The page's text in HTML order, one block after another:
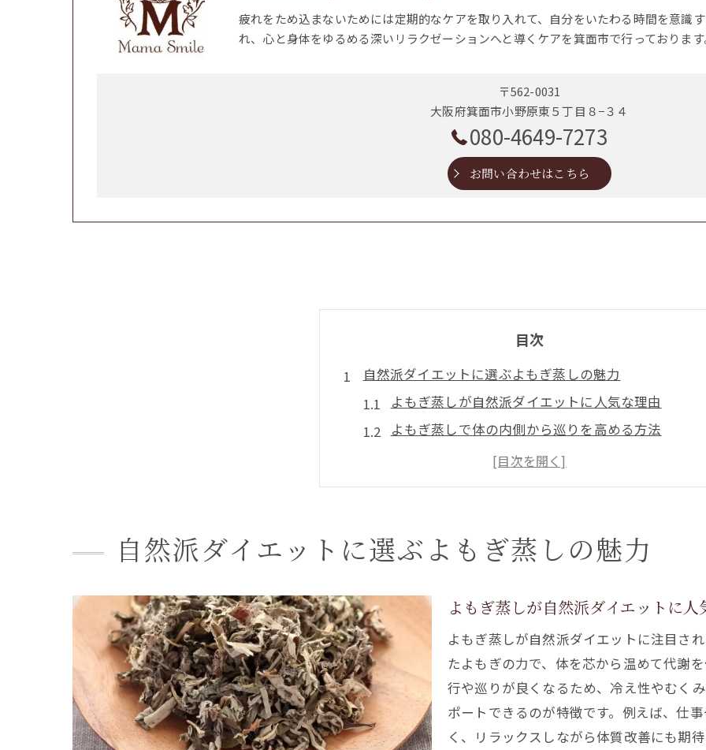
疲れをため込まないためには定期的なケアを取り入れて、自分をいたわる時間を意識
れ、心と身体をゆるめる深いリラクゼーションへと導くケアを箕面市で行っておりま
〒562-0031
大阪府箕面市小野原東５丁目８−３４
080-4649-7273
お問い合わせはこちら
目次
自然派ダイエットに選ぶよもぎ蒸しの魅力
よもぎ蒸しが自然派ダイエットに人気な理由
よもぎ蒸しで体の内側から巡りを高める方法
冷え対策とよもぎ蒸しの温活効果を体感しよう
よもぎ蒸しパッドのおすすめ活用法と選び方
温活ダイエットによもぎ蒸しを継続するポイント
よもぎ蒸しパッドで体質改善を目指す方法
よもぎ蒸しパッドの効果的な体質改善アプローチ
生理や更年期によもぎ蒸しパッドが役立つ理由
よもぎ蒸しパッドで老廃物ケアを始めるポイント
本当に痩せた人のよもぎ蒸しパッド実践体験談
よもぎ蒸しパッドランキングから選ぶ活用法
自然派ダイエットに選ぶよもぎ蒸しの魅力
よもぎ蒸しが自然派ダイエットに人
よもぎ蒸しが自然派ダイエットに注目さ
たよもぎの力で、体を芯から温めて代謝
行や巡りが良くなるため、冷え性やむく
ポートできるのが特徴です。例えば、仕
く、リラックスしながら体質改善にも期